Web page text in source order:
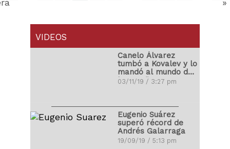
»
VIDEOS
Canelo Álvarez
tumbó a Kovalev y lo
mandó al mundo de
los sueños
03/11/19 / 3:27 pm
Eugenio Suárez
superó récord de
Andrés Galarraga
19/09/19 / 5:13 pm